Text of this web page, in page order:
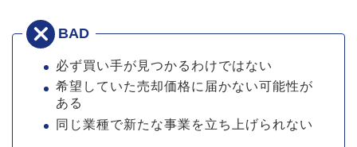
必ず買い手が見つかるわけではない
希望していた売却価格に届かない可能性が
ある
同じ業種で新たな事業を立ち上げられない